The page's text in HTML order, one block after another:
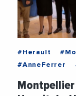
#Herault
#AnneFerrer